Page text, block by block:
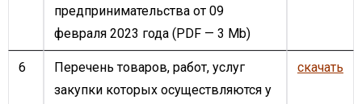
предпринимательства от 09
февраля 2023 года (PDF — 3 Mb)
6
Перечень товаров, работ, услуг
закупки которых осуществляются у
скачать